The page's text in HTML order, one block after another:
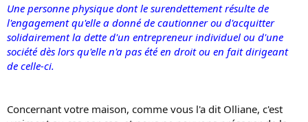
Une personne physique dont le surendettement résulte de
l'engagement qu'elle a donné de cautionner ou d'acquitter
solidairement la dette d'un entrepreneur individuel ou d'une
société dès lors qu'elle n'a pas été en droit ou en fait dirigeant
de celle-ci.
Concernant votre maison, comme vous l'a dit Olliane, c'est